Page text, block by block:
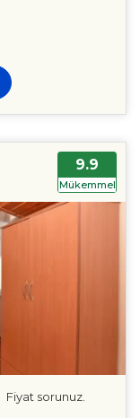
9.9
Mükemmel
Fiyat sorunuz.